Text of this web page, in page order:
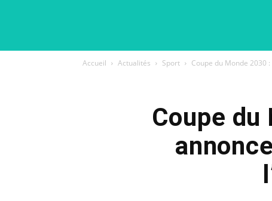
Accueil Actualités Sport Coupe du Monde 2030
Coupe du